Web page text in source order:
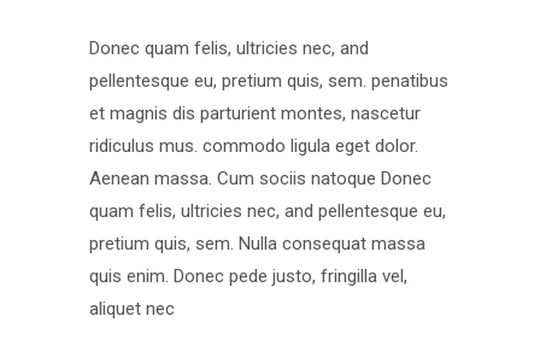
Donec quam felis, ultricies nec, and
pellentesque eu, pretium quis, sem. penatibus
et magnis dis parturient montes, nascetur
ridiculus mus. commodo ligula eget dolor.
Aenean massa. Cum sociis natoque Donec
quam felis, ultricies nec, and pellentesque eu,
pretium quis, sem. Nulla consequat massa
quis enim. Donec pede justo, fringilla vel,
aliquet nec